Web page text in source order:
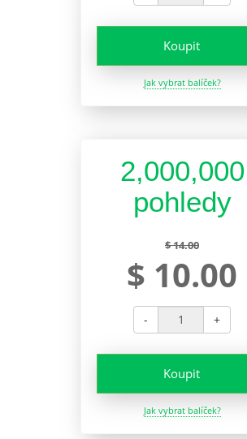
Koupit
Jak vybrat balíček?
2,000,000
pohledy
$ 14.00
$ 10.00
- +
Koupit
Jak vybrat balíček?